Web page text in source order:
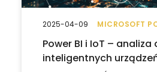
MICROSOFT
Power BI i IoT – analiza
inteligentnych
2025-04-09